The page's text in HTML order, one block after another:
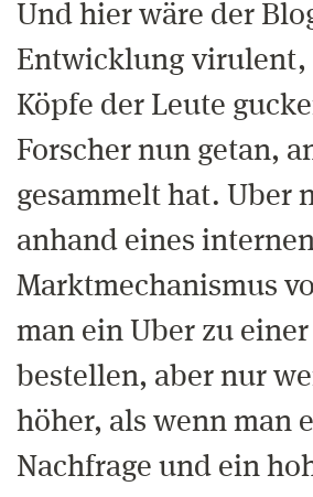
Und hier wäre der
Entwicklung virulent,
Köpfe der Leute
Forscher nun getan,
gesammelt hat. Uber
anhand eines
Marktmechanismus
man ein Uber zu
bestellen, aber nur
höher, als wenn man
Nachfrage und ein